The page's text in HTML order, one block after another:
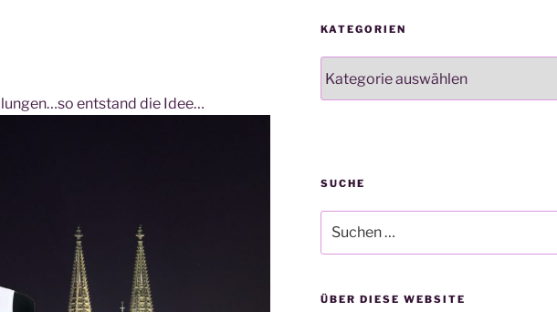
entstand die Idee…
KATEGORIEN
SUCHE
nach:
ÜBER DIESE WEBSITE